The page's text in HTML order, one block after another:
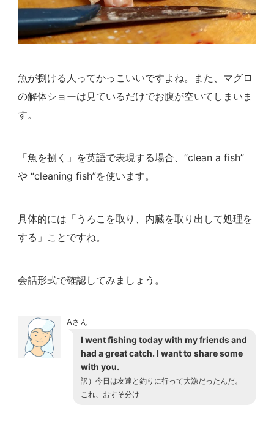
魚が捌ける人ってかっこいいですよね。また、マグロ
の解体ショーは見ているだけでお腹が空いてしまいま
す。
「魚を捌く」を英語で表現する場合、”clean a fish”
や “cleaning fish”を使います。
具体的には「うろこを取り、内臓を取り出して処理を
する」ことですね。
会話形式で確認してみましょう。
Aさん
I went fishing today with my friends and
had a great catch. I want to share some
with you.
訳）今日は友達と釣りに行って大漁だったんだ。
これ、おすそ分け